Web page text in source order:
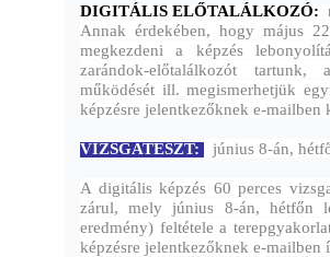
DIGITÁLIS ELŐTALÁLKOZÓ:
Annak érdekében, hogy május
megkezdeni a képzés
zarándok-előtalálkozót
működését ill. megismerhetjük
képzésre jelentkezőknek e-mailben
VIZSGATESZT: június 8-án,
A digitális képzés 60 perces
zárul, mely június 8-án, hétfőn
eredmény) feltétele a
képzésre jelentkezőknek e-mailben